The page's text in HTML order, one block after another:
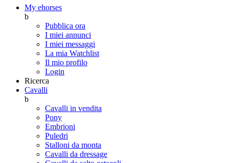
My ehorses
b
Pubblica ora
I miei annunci
I miei messaggi
La mia Watchlist
Il mio profilo
Login
Ricerca
Cavalli
b
Cavalli in vendita
Pony
Embrioni
Puledri
Stalloni da monta
Cavalli da dressage